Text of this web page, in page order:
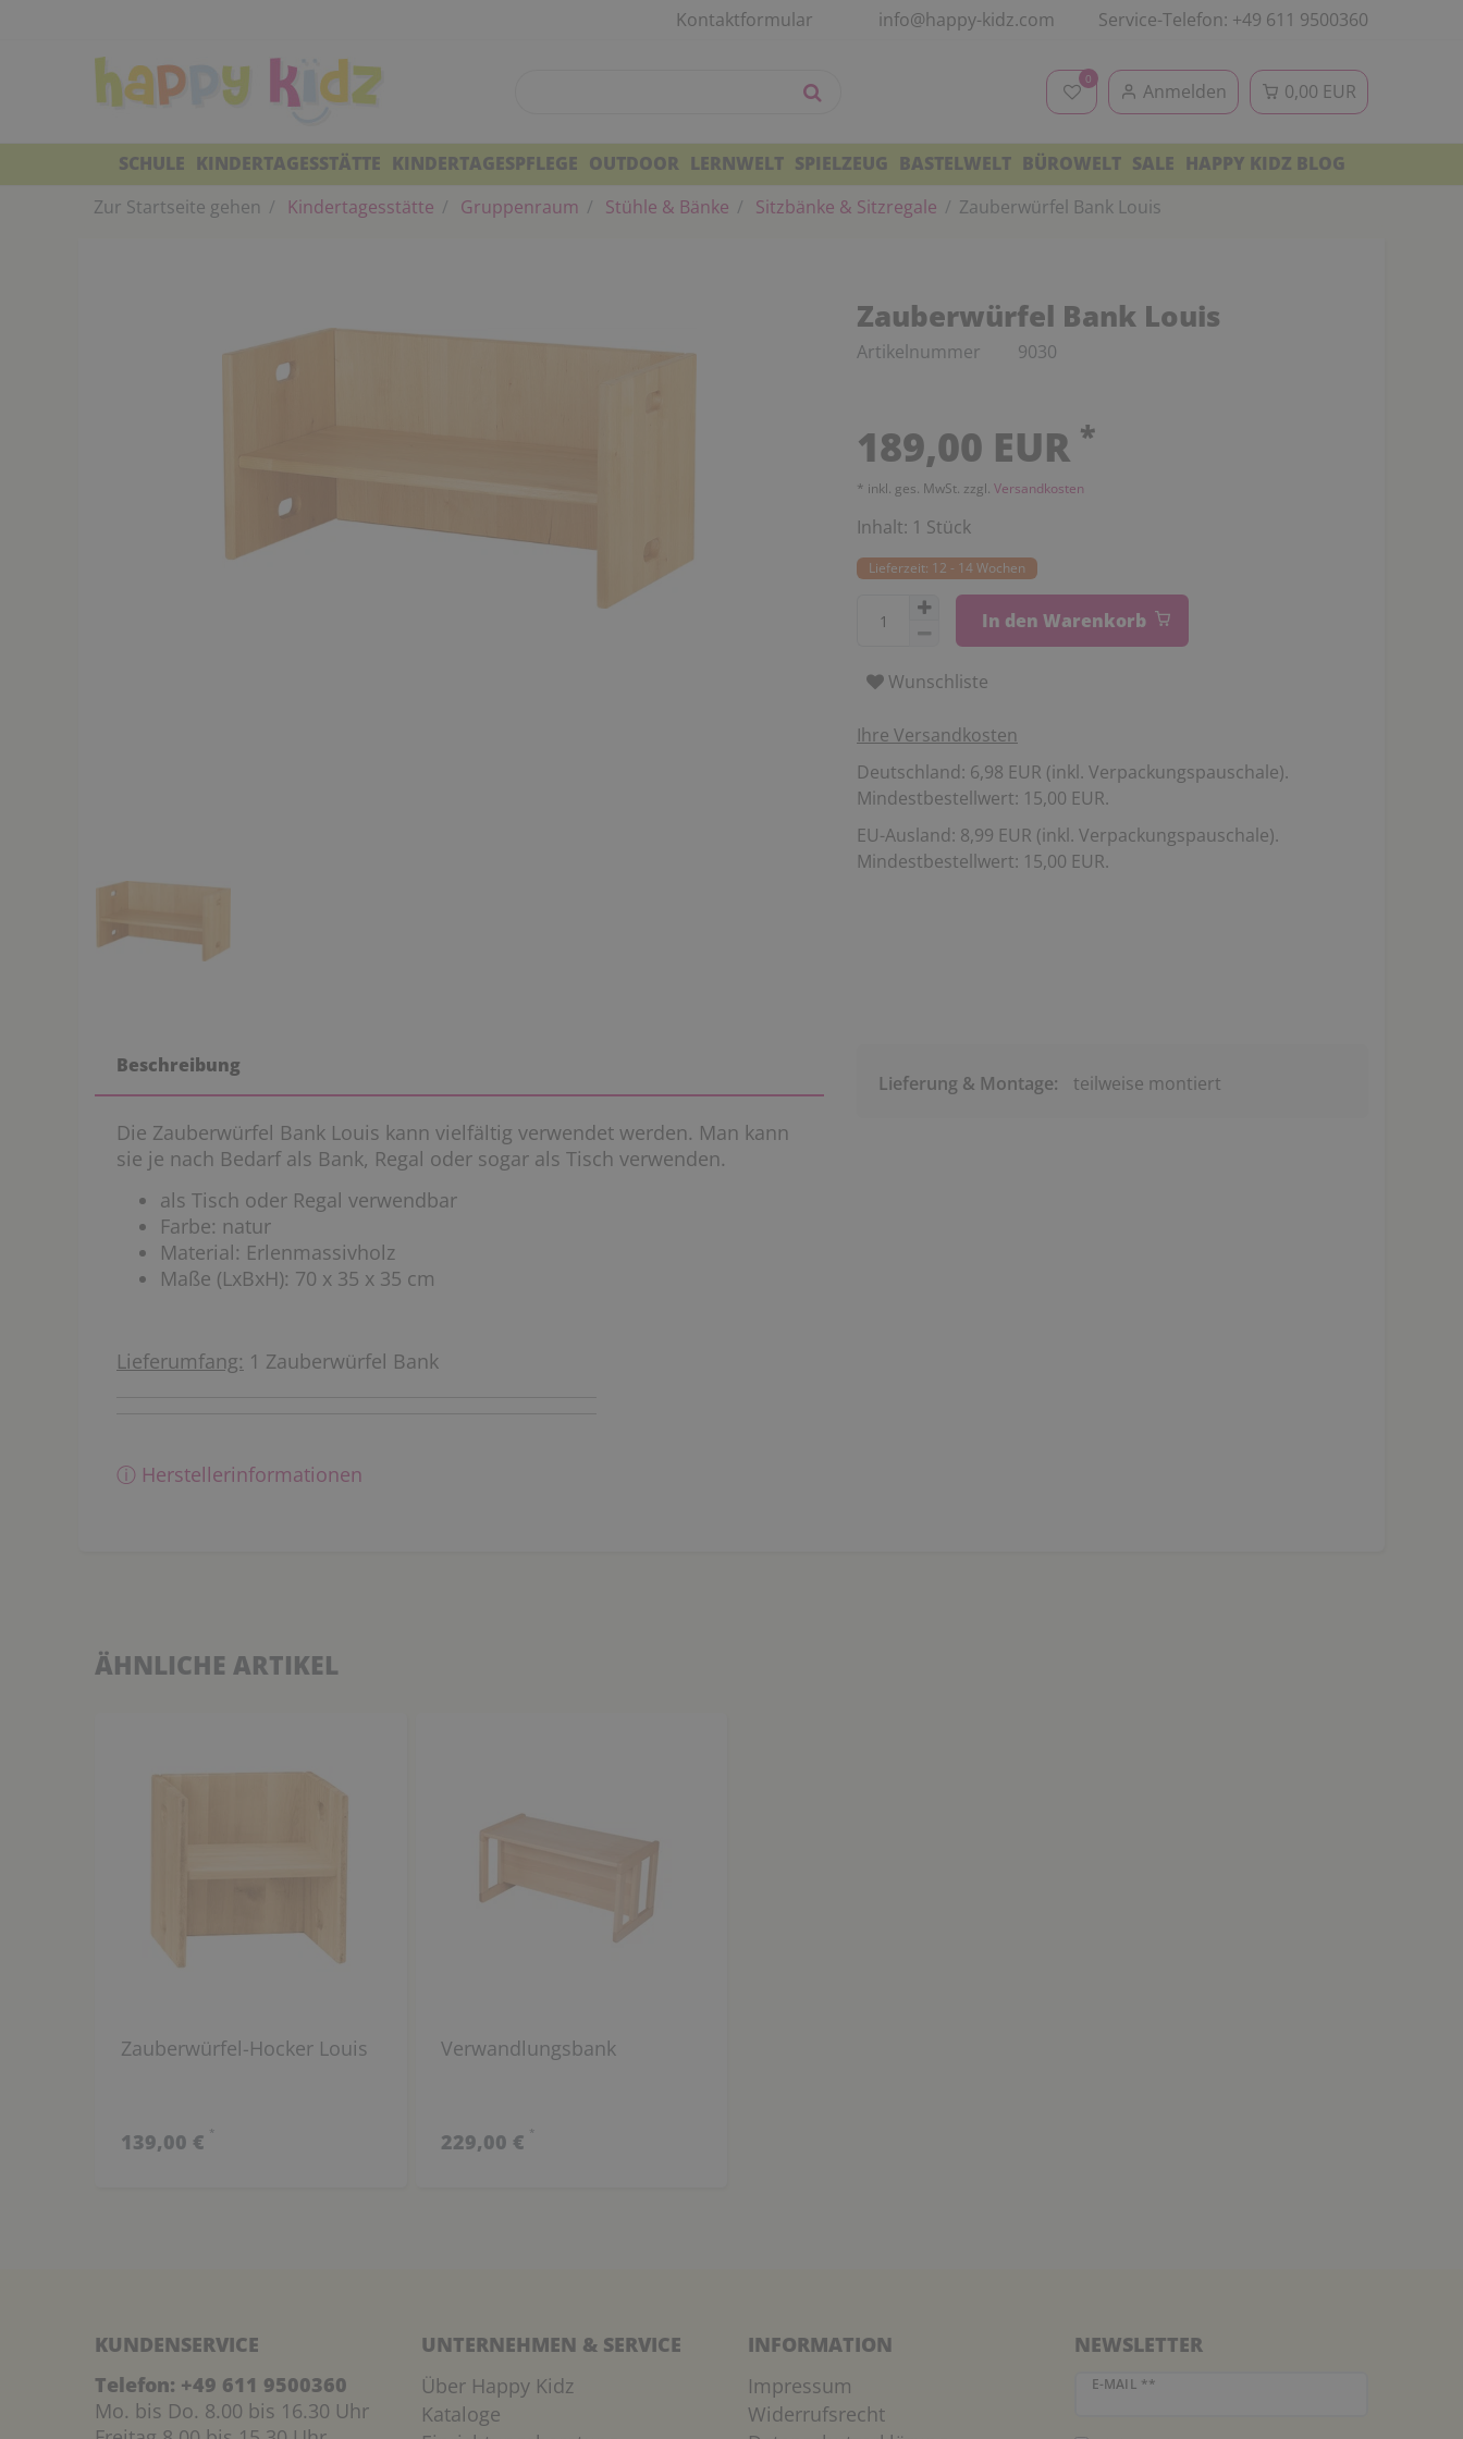
Kontaktformular info@happy-kidz.com Service-Telefon: +49 611 9500360
0
Anmelden 0,00 EUR
SCHULE KINDERTAGESSTÄTTE KINDERTAGESPFLEGE OUTDOOR LERNWELT SPIELZEUG BASTELWELT BÜROWELT SALE HAPPY KIDZ BLOG
Zur Startseite gehen
Kindertagesstätte Gruppenraum Stühle & Bänke Sitzbänke & Sitzregale Zauberwürfel Bank Louis
Zauberwürfel Bank Louis
Artikelnummer 9030
189,00 EUR *
* inkl. ges. MwSt. zzgl. Versandkosten
Inhalt: 1 Stück
Lieferzeit: 12 - 14 Wochen
In den Warenkorb
Wunschliste
Ihre Versandkosten
Deutschland: 6,98 EUR (inkl. Verpackungspauschale).
Mindestbestellwert: 15,00 EUR.
EU-Ausland: 8,99 EUR (inkl. Verpackungspauschale).
Mindestbestellwert: 15,00 EUR.
Beschreibung
Die Zauberwürfel Bank Louis kann vielfältig verwendet werden. Man kann
sie je nach Bedarf als Bank, Regal oder sogar als Tisch verwenden.
als Tisch oder Regal verwendbar
Farbe: natur
Material: Erlenmassivholz
Maße (LxBxH): 70 x 35 x 35 cm
Lieferumfang: 1 Zauberwürfel Bank
ⓘ Herstellerinformationen
Lieferung & Montage: teilweise montiert
ÄHNLICHE ARTIKEL
Zauberwürfel-Hocker Louis
139,00 € *
Verwandlungsbank
229,00 € *
KUNDENSERVICE
Telefon: +49 611 9500360
Mo. bis Do. 8.00 bis 16.30 Uhr
UNTERNEHMEN & SERVICE
Über Happy Kidz
Kataloge
INFORMATION
Impressum
Widerrufsrecht
NEWSLETTER
E-MAIL **
Newsletter Honig